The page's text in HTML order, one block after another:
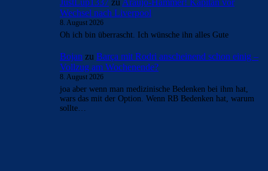
Wechsel nach Liverpool
8. August 2026
Oh ich bin überrascht. Ich wünsche ihn alles Gute
Bojan zu Barça mit Rodri anscheinend schon einig –
Vollzug am Wochenende?
8. August 2026
joa aber wenn man medizinische Bedenken bei ihm hat,
wars das mit der Option. Wenn RB Bedenken hat, warum
sollte…